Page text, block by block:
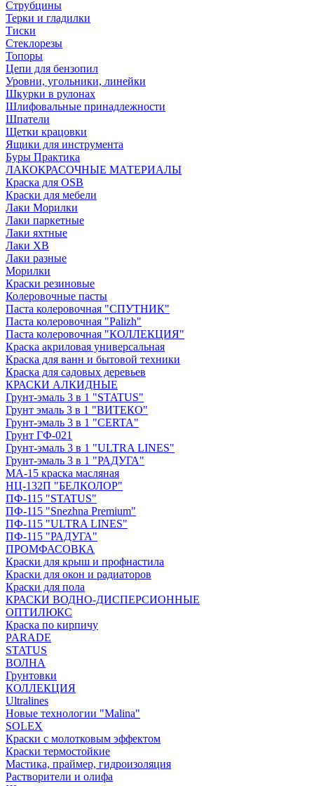
Струбцины
Терки и гладилки
Тиски
Стеклорезы
Топоры
Цепи для бензопил
Уровни, угольники, линейки
Шкурки в рулонах
Шлифовальные принадлежности
Шпатели
Щетки крацовки
Ящики для инструмента
Буры Практика
ЛАКОКРАСОЧНЫЕ МАТЕРИАЛЫ
Краска для OSB
Краски для мебели
Лаки Морилки
Лаки паркетные
Лаки яхтные
Лаки ХВ
Лаки разные
Морилки
Краски резиновые
Колеровочные пасты
Паста колеровочная "СПУТНИК"
Паста колеровочная "Palizh"
Паста колеровочная "КОЛЛЕКЦИЯ"
Краска акриловая универсальная
Краска для ванн и бытовой техники
Краска для садовых деревьев
КРАСКИ АЛКИДНЫЕ
Грунт-эмаль 3 в 1 "STATUS"
Грунт эмаль 3 в 1 "ВИТЕКО"
Грунт-эмаль 3 в 1 "CERTA"
Грунт ГФ-021
Грунт-эмаль 3 в 1 "ULTRA LINES"
Грунт-эмаль 3 в 1 "РАДУГА"
МА-15 краска масляная
НЦ-132П "БЕЛКОЛОР"
ПФ-115 "STATUS"
ПФ-115 "Snezhna Premium"
ПФ-115 "ULTRA LINES"
ПФ-115 "РАДУГА"
ПРОМФАСОВКА
Краски для крыш и профнастила
Краски для окон и радиаторов
Краски для пола
КРАСКИ ВОДНО-ДИСПЕРСИОННЫЕ
ОПТИЛЮКС
Краска по кирпичу
PARADE
STATUS
ВОЛНА
Грунтовки
КОЛЛЕКЦИЯ
Ultralines
Новые технологии "Malina"
SOLEX
Краски с молотковым эффектом
Краски термостойкие
Мастика, праймер, гидроизоляция
Растворители и олифа